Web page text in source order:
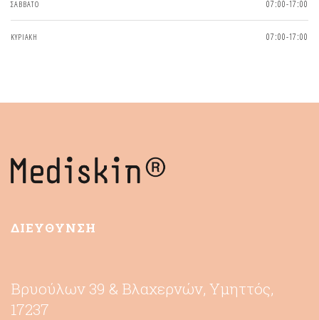
ΣΑΒΒΑΤΟ 07:00-17:00
ΚΥΡΙΑΚΗ 07:00-17:00
ΔΙΕΥΘΥΝΣΗ
Βρυούλων 39 & Βλαχερνών, Υμηττός,
17237